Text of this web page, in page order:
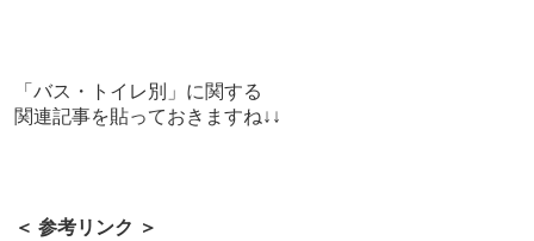
「バス・トイレ別」に関する
関連記事を貼っておきますね↓↓
＜ 参考リンク ＞